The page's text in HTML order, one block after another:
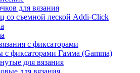
для вязания
со съемной леской Addi-Click
с фиксаторами
фиксаторами Гамма (Gamma)
для вязания
для вязания